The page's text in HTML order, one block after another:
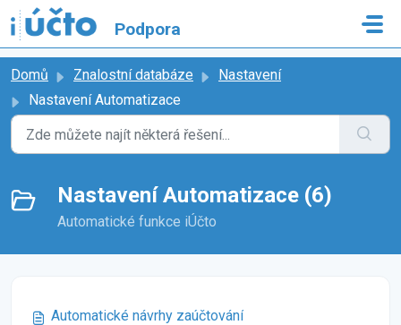
Přeskočit na hlavní obsah
Podpora
Domů Znalostní databáze
Nastavení
Nastavení Automatizace
Nastavení Automatizace (6)
Automatické funkce iÚčto
Automatické návrhy zaúčtování